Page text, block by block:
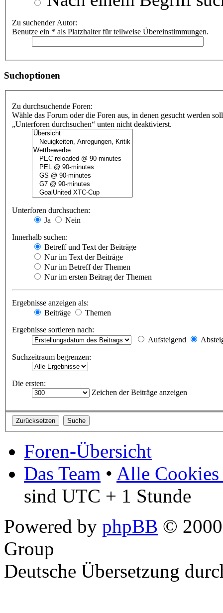
Zu suchender Autor:
Benutze ein * als Platzhalter für teilweise Übereinstimmungen.
Suchoptionen
Zu durchsuchende Foren:
Wähle das Forum oder die Foren aus, in denen gesucht werden
„Unterforen durchsuchen“ unten nicht deaktivierst.
Unterforen durchsuchen:
Ja
Nein
Innerhalb suchen:
Betreff und Text der Beiträge
Nur im Text der Beiträge
Nur im Betreff der Themen
Nur im ersten Beitrag der Themen
Ergebnisse anzeigen als:
Beiträge
Themen
Ergebnisse sortieren nach:
Aufsteigend
Suchzeitraum begrenzen:
Die ersten:
Zeichen der Beiträge anzeigen
Foren-Übersicht
Das Team • Alle Cookies
sind UTC + 1 Stunde
Powered by phpBB ©
Group
Deutsche Übersetzung